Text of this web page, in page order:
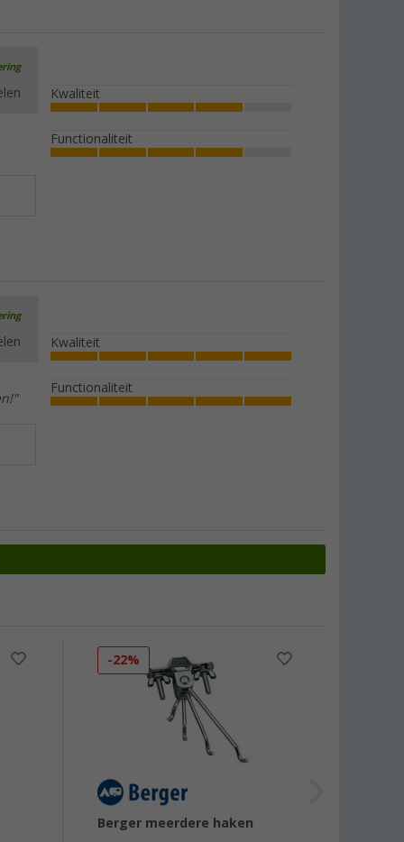
Kwaliteit
Functionaliteit
Kwaliteit
Functionaliteit
-22%
Berger meerdere haken